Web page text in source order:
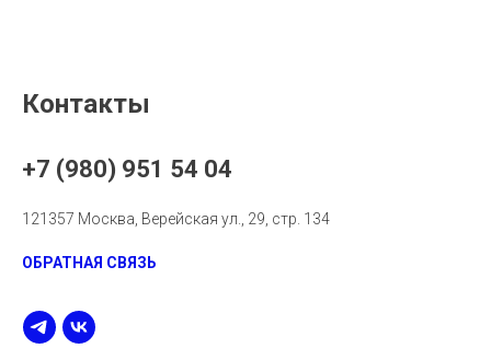
Контакты
+7 (980) 951 54 04
121357 Москва, Верейская ул., 29, стр. 134
ОБРАТНАЯ СВЯЗЬ